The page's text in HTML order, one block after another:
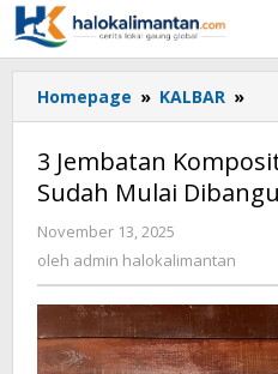
Lewati
ke
konten
Homepage » KALBAR »
di
3 Jembatan
Sudah Mulai
November 13, 2025
admin
oleh admin halokalimantan